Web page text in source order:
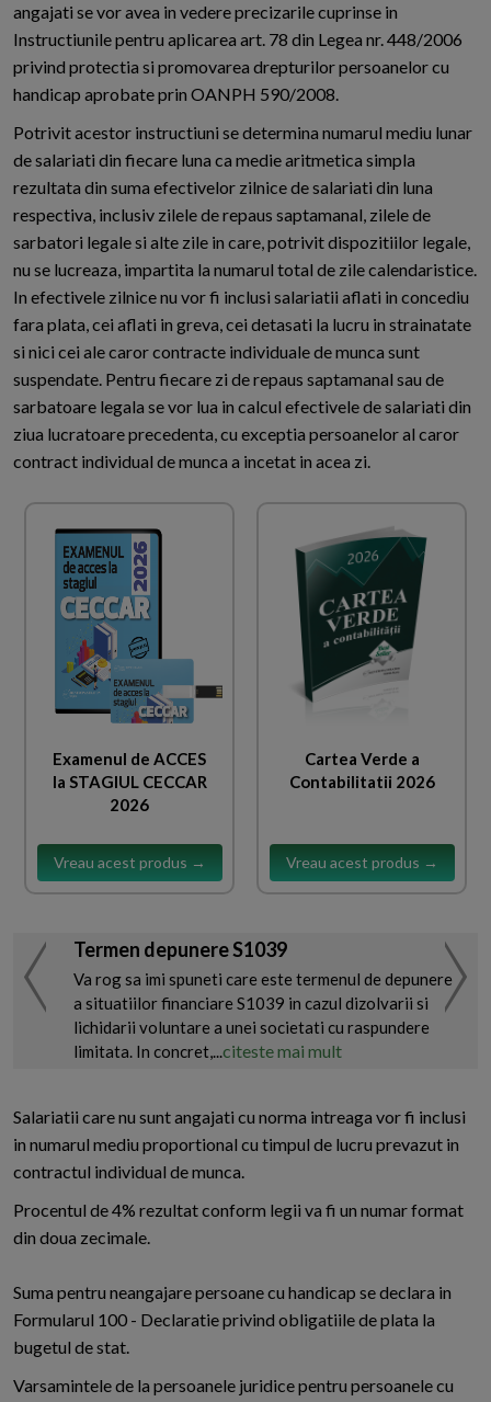
angajati se vor avea in vedere precizarile cuprinse in
Instructiunile pentru aplicarea art. 78 din Legea nr. 448/2006
privind protectia si promovarea drepturilor persoanelor cu
handicap aprobate prin OANPH 590/2008.
Potrivit acestor instructiuni se determina numarul mediu lunar
de salariati din fiecare luna ca medie aritmetica simpla
rezultata din suma efectivelor zilnice de salariati din luna
respectiva, inclusiv zilele de repaus saptamanal, zilele de
sarbatori legale si alte zile in care, potrivit dispozitiilor legale,
nu se lucreaza, impartita la numarul total de zile calendaristice.
In efectivele zilnice nu vor fi inclusi salariatii aflati in concediu
fara plata, cei aflati in greva, cei detasati la lucru in strainatate
si nici cei ale caror contracte individuale de munca sunt
suspendate. Pentru fiecare zi de repaus saptamanal sau de
sarbatoare legala se vor lua in calcul efectivele de salariati din
ziua lucratoare precedenta, cu exceptia persoanelor al caror
contract individual de munca a incetat in acea zi.
Examenul de ACCES
la STAGIUL CECCAR
2026
Vreau acest produs →
Cartea Verde a
Contabilitatii 2026
Vreau acest produs →
Termen depunere S1039
Va rog sa imi spuneti care este termenul de depunere
a situatiilor financiare S1039 in cazul dizolvarii si
lichidarii voluntare a unei societati cu raspundere
limitata. In concret,...citeste mai mult
Salariatii care nu sunt angajati cu norma intreaga vor fi inclusi
in numarul mediu proportional cu timpul de lucru prevazut in
contractul individual de munca.
Procentul de 4% rezultat conform legii va fi un numar format
din doua zecimale.
Suma pentru neangajare persoane cu handicap se declara in
Formularul 100 - Declaratie privind obligatiile de plata la
bugetul de stat.
Varsamintele de la persoanele juridice pentru persoanele cu